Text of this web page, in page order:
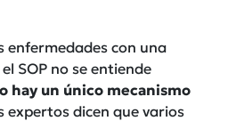
enfermedades con una
SOP no se entiende
hay un único mecanismo
expertos dicen que varios